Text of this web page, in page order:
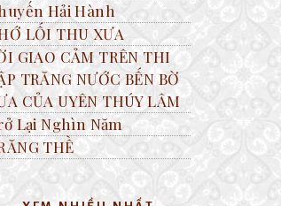
Hải Hành
LỐI THU XƯA
GIAO CẢM TRÊN THI
TRĂNG NƯỚC BẾN BỜ
CỦA UYÊN THÚY LÂM
Lại Nghìn Năm
THỀ